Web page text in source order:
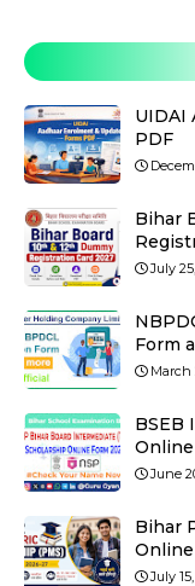
UIDAI
PDF
Bihar
July
Form
March
BSEB
June
Bihar
July